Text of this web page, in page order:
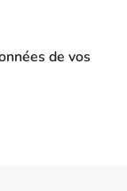
de vos